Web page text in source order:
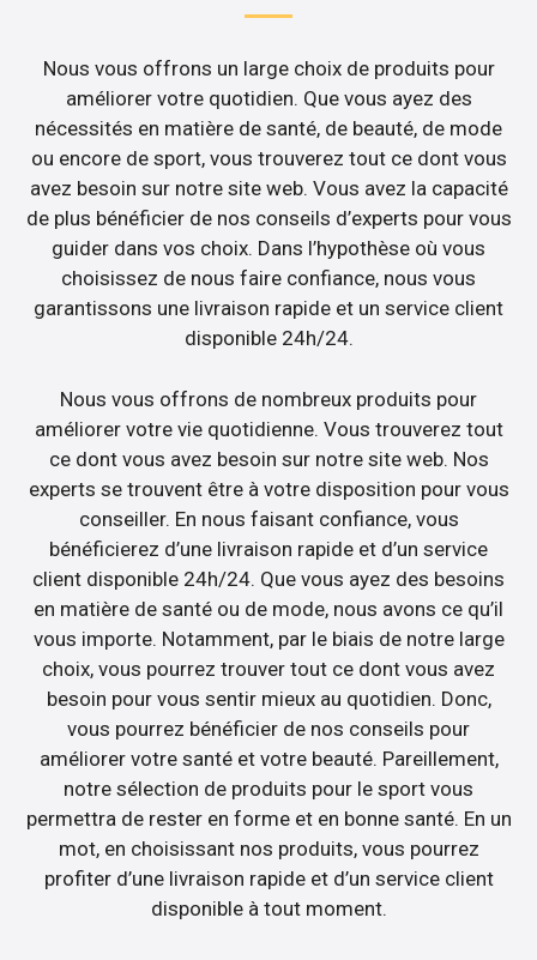
Nous vous offrons un large choix de produits pour
améliorer votre quotidien. Que vous ayez des
nécessités en matière de santé, de beauté, de mode
ou encore de sport, vous trouverez tout ce dont vous
avez besoin sur notre site web. Vous avez la capacité
de plus bénéficier de nos conseils d’experts pour vous
guider dans vos choix. Dans l’hypothèse où vous
choisissez de nous faire confiance, nous vous
garantissons une livraison rapide et un service client
disponible 24h/24.
Nous vous offrons de nombreux produits pour
améliorer votre vie quotidienne. Vous trouverez tout
ce dont vous avez besoin sur notre site web. Nos
experts se trouvent être à votre disposition pour vous
conseiller. En nous faisant confiance, vous
bénéficierez d’une livraison rapide et d’un service
client disponible 24h/24. Que vous ayez des besoins
en matière de santé ou de mode, nous avons ce qu’il
vous importe. Notamment, par le biais de notre large
choix, vous pourrez trouver tout ce dont vous avez
besoin pour vous sentir mieux au quotidien. Donc,
vous pourrez bénéficier de nos conseils pour
améliorer votre santé et votre beauté. Pareillement,
notre sélection de produits pour le sport vous
permettra de rester en forme et en bonne santé. En un
mot, en choisissant nos produits, vous pourrez
profiter d’une livraison rapide et d’un service client
disponible à tout moment.